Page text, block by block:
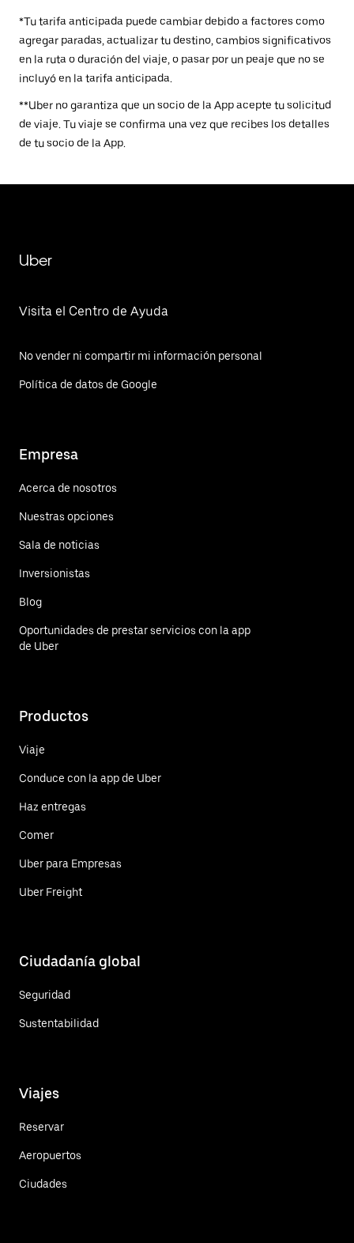
*Tu tarifa anticipada puede cambiar debido a factores como
agregar paradas, actualizar tu destino, cambios significativos
en la ruta o duración del viaje, o pasar por un peaje que no se
incluyó en la tarifa anticipada.
**Uber no garantiza que un socio de la App acepte tu solicitud
de viaje. Tu viaje se confirma una vez que recibes los detalles
de tu socio de la App.
Uber
Visita el Centro de Ayuda
No vender ni compartir mi información personal
Política de datos de Google
Empresa
Acerca de nosotros
Nuestras opciones
Sala de noticias
Inversionistas
Blog
Oportunidades de prestar servicios con la app
de Uber
Productos
Viaje
Conduce con la app de Uber
Haz entregas
Comer
Uber para Empresas
Uber Freight
Ciudadanía global
Seguridad
Sustentabilidad
Viajes
Reservar
Aeropuertos
Ciudades